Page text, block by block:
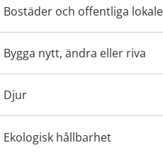
Bostäder och offentliga
Bygga nytt, ändra eller riva
Djur
Ekologisk hållbarhet